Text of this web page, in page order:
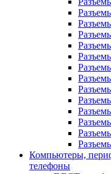
Компьютеры,
телефоны